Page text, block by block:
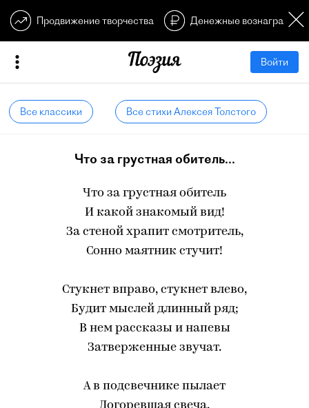
Продвижение творчества Денежные
Войти
Все классики Все стихи Алексея Толстого
Что за грустная обитель...
Что за грустная обитель
И какой знакомый вид!
За стеной храпит смотритель,
Сонно маятник стучит!
Стукнет вправо, стукнет влево,
Будит мыслей длинный ряд;
В нем рассказы и напевы
Затверженные звучат.
А в подсвечнике пылает